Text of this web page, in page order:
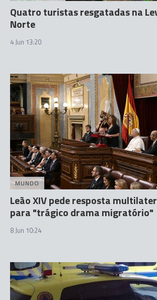
Quatro turistas resgatadas na
Norte
4 Jun 13:20
MUNDO
Leão XIV pede resposta
para "trágico drama migratório"
8 Jun 10:24